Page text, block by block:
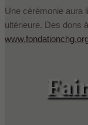
Une cérémonie aura
ultérieure. Des dons